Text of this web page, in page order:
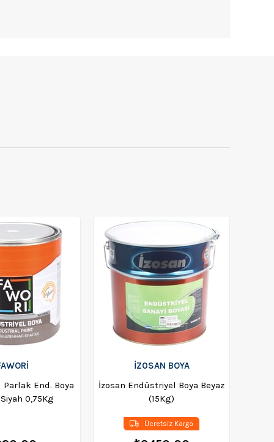
Parlak End. Boya
0,75Kg
İZ0SAN BOYA
İzosan Endüstriyel Boya Beyaz
(15Kg)
Ücretsiz Kargo